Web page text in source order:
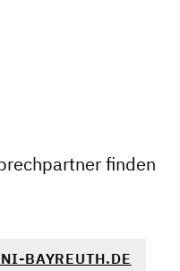
finden
BAYREUTH.DE